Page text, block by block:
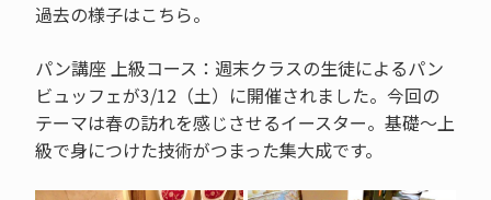
過去の様子はこちら。
パン講座 上級コース：週末クラスの生徒によるパン
ビュッフェが3/12（土）に開催されました。今回の
テーマは春の訪れを感じさせるイースター。基礎～上
級で身につけた技術がつまった集大成です。